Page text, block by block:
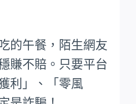
的午餐，陌生網友
賺不賠。只要平台
利」、「零風